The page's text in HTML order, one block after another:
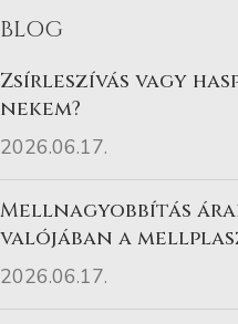
BLOG
Zsírleszívás vagy
nekem?
2026.06.17.
Mellnagyobbítás
valójában a
2026.06.17.